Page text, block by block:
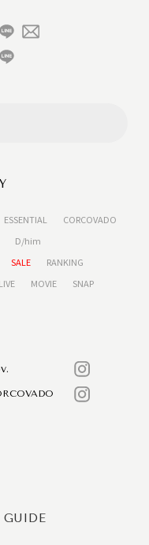
ESSENTIAL
CORCOVADO
D/him
SALE
RANKING
MOVIE SNAP